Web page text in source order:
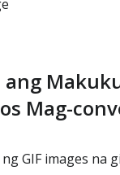
ang
Mag-
GIF images na